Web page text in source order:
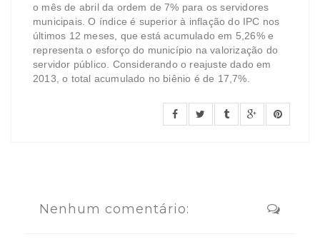
o mês de abril da ordem de 7% para os servidores
municipais. O índice é superior à inflação do IPC nos
últimos 12 meses, que está acumulado em 5,26% e
representa o esforço do município na valorização do
servidor público. Considerando o reajuste dado em
2013, o total acumulado no biênio é de 17,7%.
Nenhum comentário: